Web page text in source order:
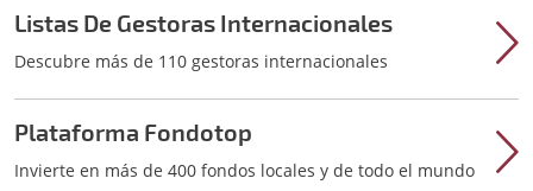
Listas De Gestoras Internacionales
Descubre más de 110 gestoras internacionales
Plataforma Fondotop
Invierte en más de 400 fondos locales y de todo el mundo